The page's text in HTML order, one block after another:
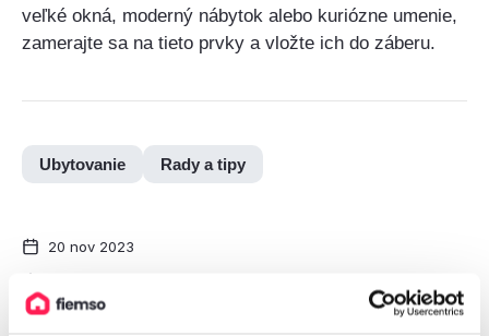
veľké okná, moderný nábytok alebo kuriózne umenie,
zamerajte sa na tieto prvky a vložte ich do záberu.
Ubytovanie Rady a tipy
20 nov 2023